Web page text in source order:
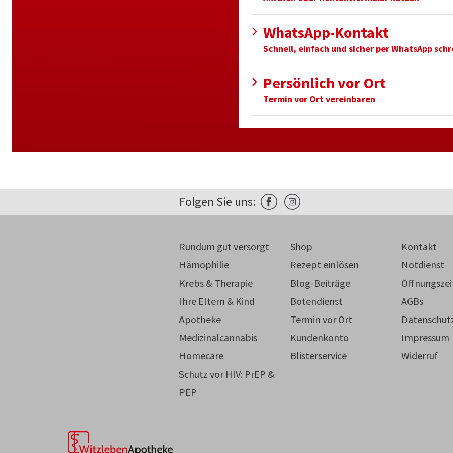
WhatsApp-Kontakt
Schnell, einfach und sicher per WhatsApp
Persönlich vor Ort
Termin vor Ort vereinbaren
Folgen Sie uns:
Rundum gut versorgt
Hämophilie
Krebs & Therapie
Ihre Eltern & Kind
Apotheke
Medizinalcannabis
Homecare
Schutz vor HIV: PrEP &
PEP
Shop
Rezept einlösen
Blog-Beiträge
Botendienst
Termin vor Ort
Kundenkonto
Blisterservice
Kontakt
Notdienst
AGBs
Impressum
Widerruf